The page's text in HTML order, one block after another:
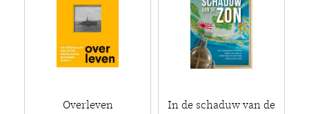
Overleven
In de schaduw van de